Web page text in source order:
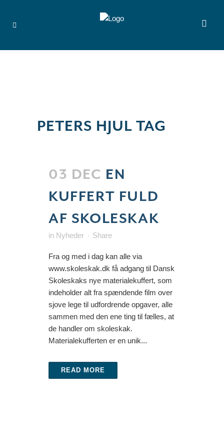
PETERS HJUL TAG
03 DEC EN
KUFFERT FULD
AF SKOLESKAK
in Nyheder Share
Fra og med i dag kan alle via
www.skoleskak.dk få adgang til Dansk
Skoleskaks nye materialekuffert, som
indeholder alt fra spændende film over
sjove lege til udfordrende opgaver, alle
sammen med den ene ting til fælles, at
de handler om skoleskak.
Materialekufferten er en unik...
READ MORE